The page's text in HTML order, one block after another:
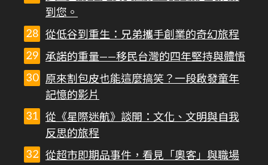
到您。
從低谷到重生：兄弟攜手創業的奇幻旅程
承諾的重量——移民台灣的四年堅持與體悟
原來割包皮也能這麼搞笑？一段啟發童年
記憶的影片
從《星際迷航》談開：文化、文明與自我
反思的旅程
從超市即期品事件，看見「奧客」與職場